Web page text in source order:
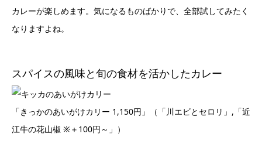
カレーが楽しめます。気になるものばかりで、全部試してみたく
なりますよね。
スパイスの風味と旬の食材を活かしたカレー
「きっかのあいがけカリー 1,150円」（「川エビとセロリ」,「近
江牛の花山椒 ※＋100円～」）